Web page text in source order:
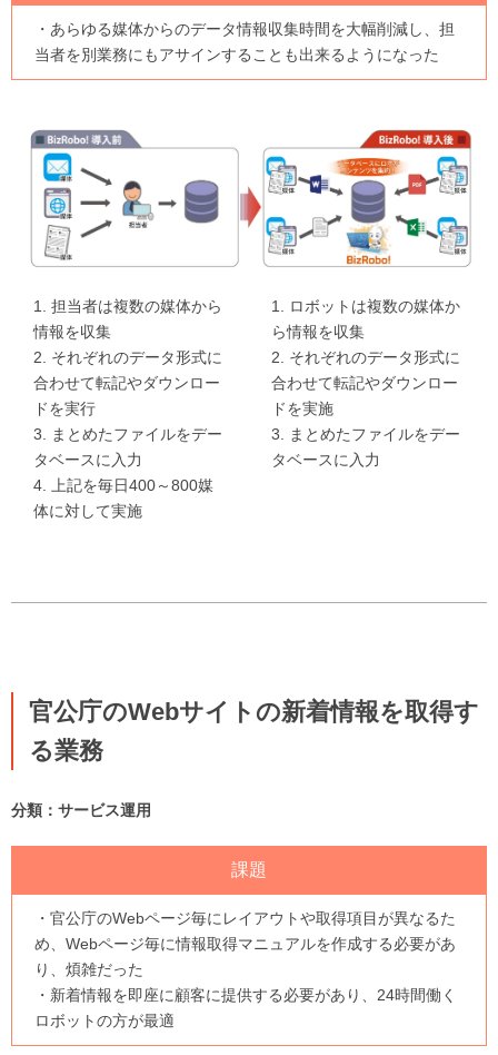
・あらゆる媒体からのデータ情報収集時間を大幅削減し、担
当者を別業務にもアサインすることも出来るようになった
1. 担当者は複数の媒体から
情報を収集
2. それぞれのデータ形式に
合わせて転記やダウンロー
ドを実行
3. まとめたファイルをデー
タベースに入力
4. 上記を毎日400～800媒
体に対して実施
1. ロボットは複数の媒体か
ら情報を収集
2. それぞれのデータ形式に
合わせて転記やダウンロー
ドを実施
3. まとめたファイルをデー
タベースに入力
官公庁のWebサイトの新着情報を取得す
る業務
分類：サービス運用
課題
・官公庁のWebページ毎にレイアウトや取得項目が異なるた
め、Webページ毎に情報取得マニュアルを作成する必要があ
り、煩雑だった
・新着情報を即座に顧客に提供する必要があり、24時間働く
ロボットの方が最適